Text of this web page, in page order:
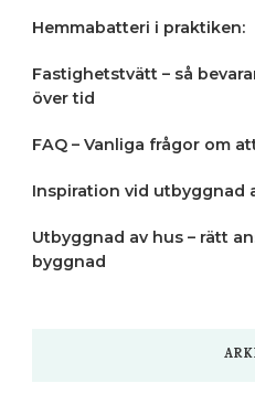
Hemmabatteri i praktiken:
Fastighetstvätt – så
över tid
FAQ – Vanliga frågor om
Inspiration vid utbyggnad
Utbyggnad av hus – rätt
byggnad